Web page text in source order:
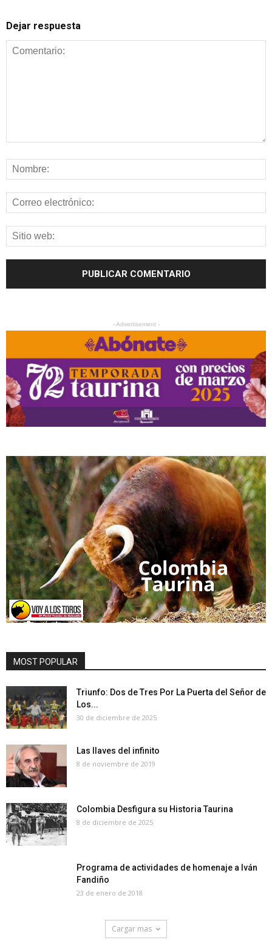
Dejar respuesta
- Advertisement -
MOST POPULAR
Triunfo: Dos de Tres Por La Puerta del Señor de
Los...
30 de diciembre de 2025
Las llaves del infinito
8 de noviembre de 2019
Colombia Desfigura su Historia Taurina
8 de diciembre de 2025
Programa de actividades de homenaje a Iván
Fandiño
23 de enero de 2018
Cargar mas